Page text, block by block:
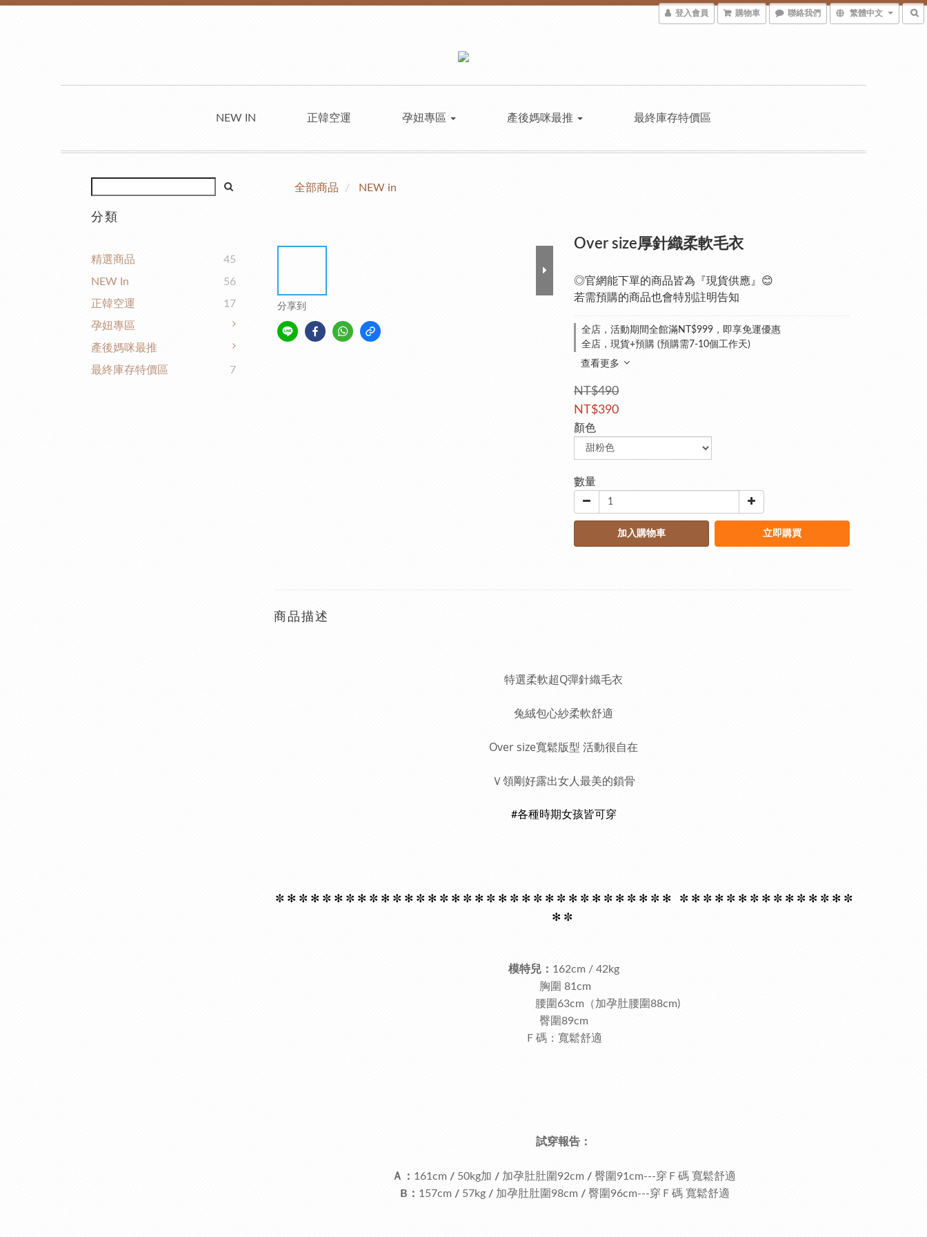
登入會員 購物車 聯絡我們 繁體中文
NEW IN 正韓空運 孕妞專區 產後媽咪最推 最終庫存特價區
分類
精選商品
45
NEW In
56
正韓空運
17
孕妞專區
產後媽咪最推
最終庫存特價區
7
全部商品 NEW in
分享到
Over size厚針織柔軟毛衣
◎官網能下單的商品皆為『現貨供應』😊
若需預購的商品也會特別註明告知
全店，活動期間全館滿NT$999，即享免運優惠
全店，現貨+預購 (預購需7-10個工作天)
查看更多
NT$490
NT$390
顏色
數量
加入購物車 立即購買
商品描述
特選柔軟超Q彈針織毛衣
兔絨包心紗柔軟舒適
Over size寬鬆版型 活動很自在
Ｖ領剛好露出女人最美的鎖骨
#各種時期女孩皆可穿
✼ ✻ ✼ ✻ ✼ ✻ ✼ ✻ ✼ ✻ ✼ ✻ ✼ ✻ ✼ ✻ ✼ ✻ ✼ ✻ ✼ ✻ ✼ ✻ ✼ ✻ ✼ ✻ ✼ ✻ ✼ ✻ ✼ ✻ ✼ ✻ ✼ ✻ ✼ ✻ ✼ ✻ ✼ ✻ ✼ ✻ ✼ ✻ ✼
✻ ✼
模特兒： 162cm / 42kg
胸圍 81cm
腰圍63cm（加孕肚腰圍88cm)
臀圍89cm
Ｆ碼：寬鬆舒適
試穿報告：
Ａ： 161cm/ 50kg加 /加孕肚肚圍92cm / 臀圍91cm---穿Ｆ碼 寬鬆舒適
B： 157cm / 57kg / 加孕肚肚圍98cm / 臀圍96cm---穿Ｆ碼 寬鬆舒適